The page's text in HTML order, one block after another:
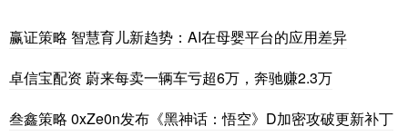
赢证策略 智慧育儿新趋势：AI在母婴平台的应用差异
卓信宝配资 蔚来每卖一辆车亏超6万，奔驰赚2.3万
叁鑫策略 0xZe0n发布《黑神话：悟空》D加密攻破更新补丁